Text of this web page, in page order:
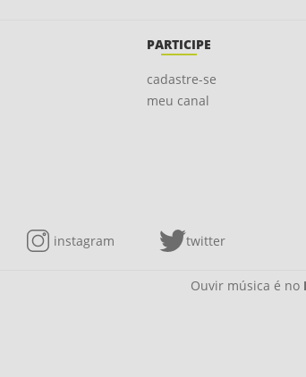
PARTICIPE
cadastre-se
meu canal
instagram twitter
Ouvir música é no